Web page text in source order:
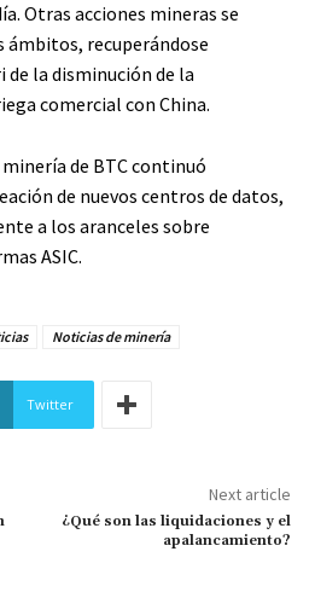
Otras acciones mineras se
ámbitos, recuperándose
la disminución de la
comercial con China.
de BTC continuó
de nuevos centros de datos,
a los aranceles sobre
ASIC.
Noticias de minería
Twitter
Next article
¿Qué son las liquidaciones y el
apalancamiento?